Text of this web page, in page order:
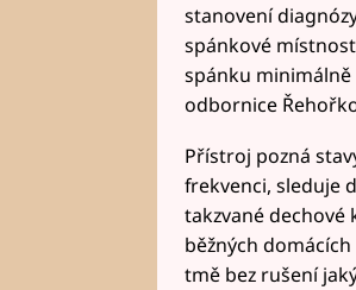
stanovení
spánkové
spánku
odbornice
Přístroj pozná
frekvenci, sleduje
takzvané dechové
běžných
tmě bez rušení